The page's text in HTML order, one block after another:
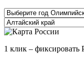
1 клик – фиксировать